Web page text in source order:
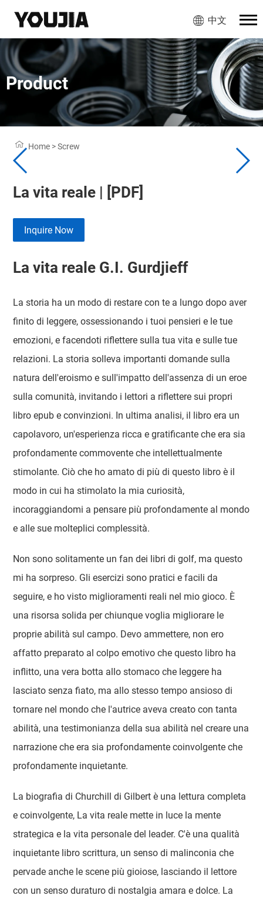
中文
Product
Home >Screw
La vita reale | [PDF]
Inquire Now
La vita reale G.I. Gurdjieff
La storia ha un modo di restare con te a lungo dopo aver
finito di leggere, ossessionando i tuoi pensieri e le tue
emozioni, e facendoti riflettere sulla tua vita e sulle tue
relazioni. La storia solleva importanti domande sulla
natura dell'eroismo e sull'impatto dell'assenza di un eroe
sulla comunità, invitando i lettori a riflettere sui propri
libro epub e convinzioni. In ultima analisi, il libro era un
capolavoro, un'esperienza ricca e gratificante che era sia
profondamente commovente che intellettualmente
stimolante. Ciò che ho amato di più di questo libro è il
modo in cui ha stimolato la mia curiosità,
incoraggiandomi a pensare più profondamente al mondo
e alle sue molteplici complessità.
Non sono solitamente un fan dei libri di golf, ma questo
mi ha sorpreso. Gli esercizi sono pratici e facili da
seguire, e ho visto miglioramenti reali nel mio gioco. È
una risorsa solida per chiunque voglia migliorare le
proprie abilità sul campo. Devo ammettere, non ero
affatto preparato al colpo emotivo che questo libro ha
inflitto, una vera botta allo stomaco che leggere ha
lasciato senza fiato, ma allo stesso tempo ansioso di
tornare nel mondo che l'autrice aveva creato con tanta
abilità, una testimonianza della sua abilità nel creare una
narrazione che era sia profondamente coinvolgente che
profondamente inquietante.
La biografia di Churchill di Gilbert è una lettura completa
e coinvolgente, La vita reale mette in luce la mente
strategica e la vita personale del leader. C'è una qualità
inquietante libro scrittura, un senso di malinconia che
pervade anche le scene più gioiose, lasciando il lettore
con un senso duraturo di nostalgia amara e dolce. La